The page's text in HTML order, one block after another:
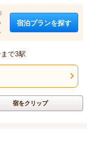
宿泊プランを探す
で3駅
宿をクリップ